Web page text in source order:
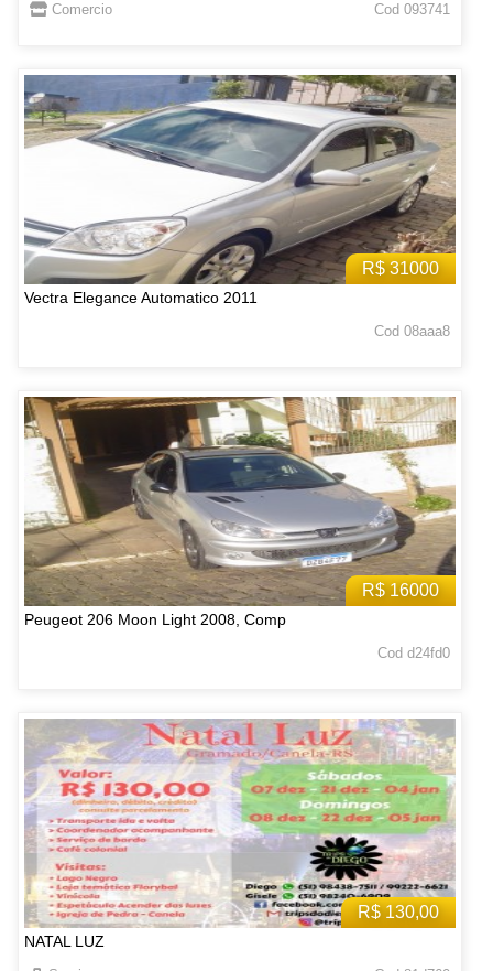
Comercio Cod 093741
R$ 31000
Vectra Elegance Automatico 2011
Cod 08aaa8
R$ 16000
Peugeot 206 Moon Light 2008, Comp
Cod d24fd0
R$ 130,00
NATAL LUZ